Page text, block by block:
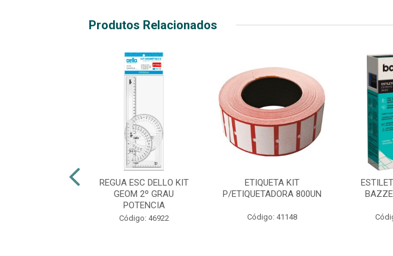
Produtos Relacionados
REGUA ESC DELLO KIT
GEOM 2º GRAU
POTENCIA
Código: 46922
ETIQUETA KIT
P/ETIQUETADORA 800UN
Código: 41148